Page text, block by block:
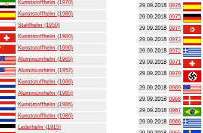
Kunststoffhelm (1970)
Kunststoffhelm (1980)
Stahlhelm (1950)
Kunststoffhelm (1980)
Kunststoffhelm (1990)
Aluminiumhelm (1965)
Aluminiumhelm (1952)
Kunststoffhelm (1986)
Aluminiumhelm (1985)
Kunststoffhelm (1986)
Kunststoffhelm (1986)
Lederhelm (1915)
29.09.2018 0976
29.09.2018 0975
29.09.2018 0974
29.09.2018 0973
29.09.2018 0972
29.09.2018 0971
29.09.2018 0970
29.09.2018 0969
29.09.2018 0968
29.09.2018 0967
29.09.2018 0966